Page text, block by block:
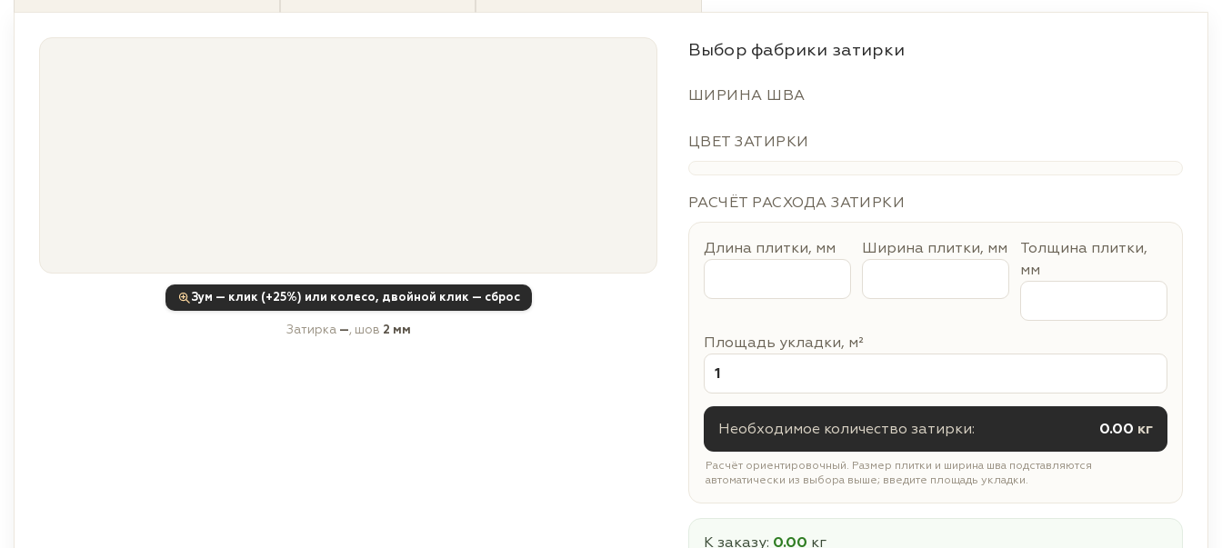
Зум — клик (+25%) или колесо, двойной клик — сброс
Затирка —, шов 2 мм
Выбор фабрики затирки
ШИРИНА ШВА
ЦВЕТ ЗАТИРКИ
РАСЧЁТ РАСХОДА ЗАТИРКИ
Длина плитки, мм Ширина плитки, мм
Толщина плитки,
мм
Площадь укладки, м²
Необходимое количество затирки: 0.00 кг
Расчёт ориентировочный. Размер плитки и ширина шва подставляются
автоматически из выбора выше; введите площадь укладки.
К заказу: 0.00 кг